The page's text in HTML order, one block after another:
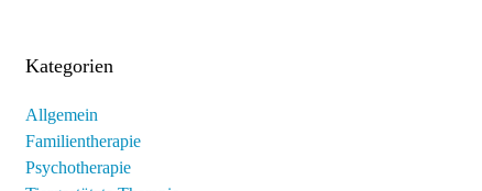
Kategorien
Allgemein
Familientherapie
Psychotherapie